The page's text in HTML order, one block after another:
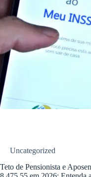
Uncategorized
Teto de Pensionista e